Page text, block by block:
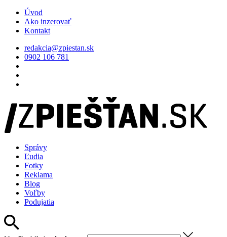
Úvod
Ako inzerovať
Kontakt
redakcia@zpiestan.sk
0902 106 781
Správy
Ľudia
Fotky
Reklama
Blog
Voľby
Podujatia